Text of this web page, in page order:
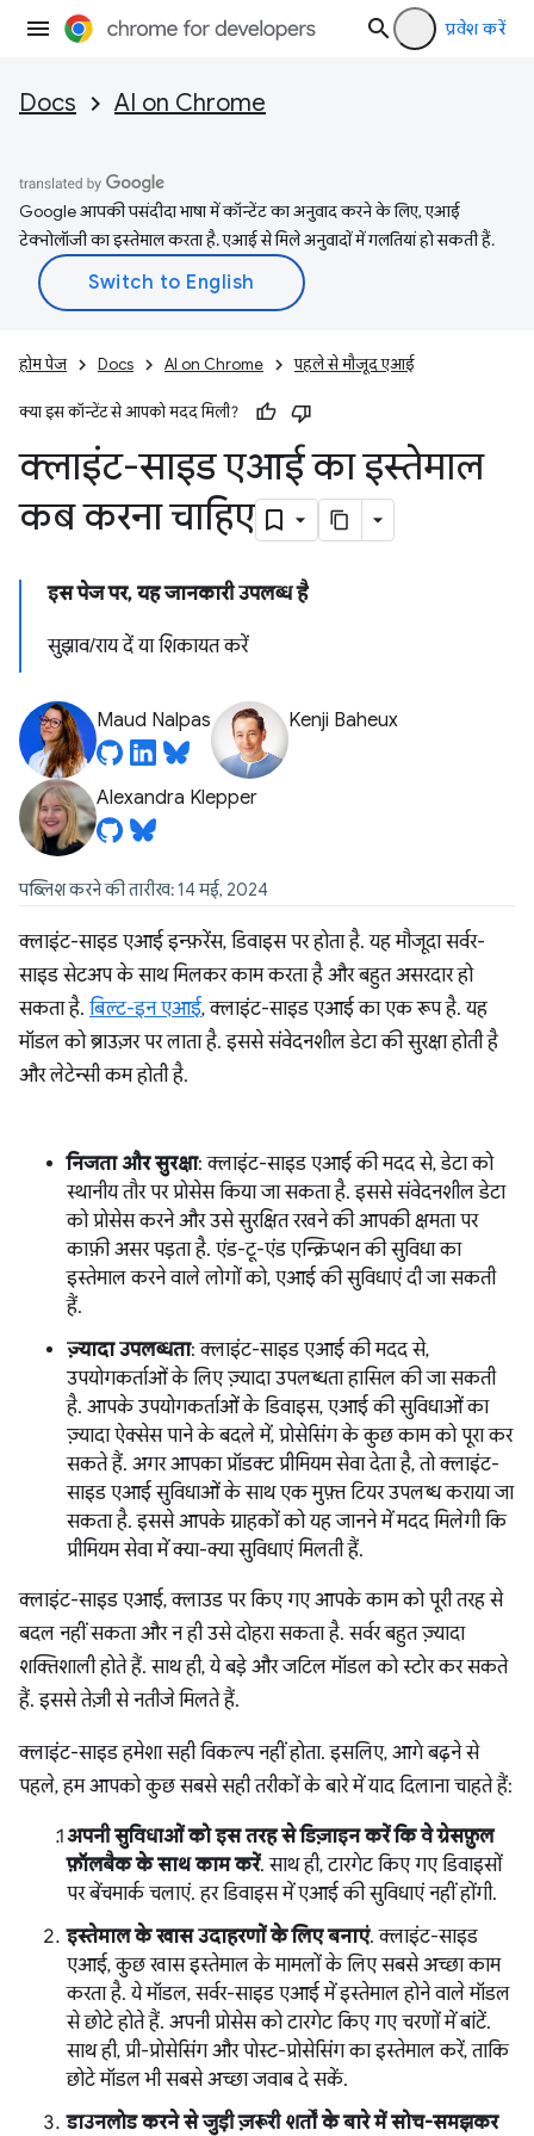
प्रवेश करें
Docs AI on Chrome
Google आपकी पसंदीदा भाषा में कॉन्टेंट का अनुवाद करने के लिए, एआई
टेक्नोलॉजी का इस्तेमाल करता है. एआई से मिले अनुवादों में गलतियां हो सकती हैं.
होम पेज Docs AI on Chrome पहले से मौजूद एआई
क्या इस कॉन्टेंट से आपको मदद मिली?
क्लाइंट-साइड एआई का इस्तेमाल
कब करना चाहिए
इस पेज पर, यह जानकारी उपलब्ध है
सुझाव/राय दें या शिकायत करें
Maud Nalpas Kenji Baheux
Alexandra Klepper
पब्लिश करने की तारीख: 14 मई, 2024
क्लाइंट-साइड एआई इन्फ़रेंस, डिवाइस पर होता है. यह मौजूदा सर्वर-
साइड सेटअप के साथ मिलकर काम करता है और बहुत असरदार हो
सकता है. बिल्ट-इन एआई, क्लाइंट-साइड एआई का एक रूप है. यह
मॉडल को ब्राउज़र पर लाता है. इससे संवेदनशील डेटा की सुरक्षा होती है
और लेटेन्सी कम होती है.
निजता और सुरक्षा: क्लाइंट-साइड एआई की मदद से, डेटा को
स्थानीय तौर पर प्रोसेस किया जा सकता है. इससे संवेदनशील डेटा
को प्रोसेस करने और उसे सुरक्षित रखने की आपकी क्षमता पर
काफ़ी असर पड़ता है. एंड-टू-एंड एन्क्रिप्शन की सुविधा का
इस्तेमाल करने वाले लोगों को, एआई की सुविधाएं दी जा सकती
हैं.
ज़्यादा उपलब्धता: क्लाइंट-साइड एआई की मदद से,
उपयोगकर्ताओं के लिए ज़्यादा उपलब्धता हासिल की जा सकती
है. आपके उपयोगकर्ताओं के डिवाइस, एआई की सुविधाओं का
ज़्यादा ऐक्सेस पाने के बदले में, प्रोसेसिंग के कुछ काम को पूरा कर
सकते हैं. अगर आपका प्रॉडक्ट प्रीमियम सेवा देता है, तो क्लाइंट-
साइड एआई सुविधाओं के साथ एक मुफ़्त टियर उपलब्ध कराया जा
सकता है. इससे आपके ग्राहकों को यह जानने में मदद मिलेगी कि
प्रीमियम सेवा में क्या-क्या सुविधाएं मिलती हैं.
क्लाइंट-साइड एआई, क्लाउड पर किए गए आपके काम को पूरी तरह से
बदल नहीं सकता और न ही उसे दोहरा सकता है. सर्वर बहुत ज़्यादा
शक्तिशाली होते हैं. साथ ही, ये बड़े और जटिल मॉडल को स्टोर कर सकते
हैं. इससे तेज़ी से नतीजे मिलते हैं.
क्लाइंट-साइड हमेशा सही विकल्प नहीं होता. इसलिए, आगे बढ़ने से
पहले, हम आपको कुछ सबसे सही तरीकों के बारे में याद दिलाना चाहते हैं:
अपनी सुविधाओं को इस तरह से डिज़ाइन करें कि वे ग्रेसफ़ुल
फ़ॉलबैक के साथ काम करें. साथ ही, टारगेट किए गए डिवाइसों
पर बेंचमार्क चलाएं. हर डिवाइस में एआई की सुविधाएं नहीं होंगी.
इस्तेमाल के खास उदाहरणों के लिए बनाएं. क्लाइंट-साइड
एआई, कुछ खास इस्तेमाल के मामलों के लिए सबसे अच्छा काम
करता है. ये मॉडल, सर्वर-साइड एआई में इस्तेमाल होने वाले मॉडल
से छोटे होते हैं. अपनी प्रोसेस को टारगेट किए गए चरणों में बांटें.
साथ ही, प्री-प्रोसेसिंग और पोस्ट-प्रोसेसिंग का इस्तेमाल करें, ताकि
छोटे मॉडल भी सबसे अच्छा जवाब दे सकें.
डाउनलोड करने से जुड़ी ज़रूरी शर्तों के बारे में सोच-समझकर